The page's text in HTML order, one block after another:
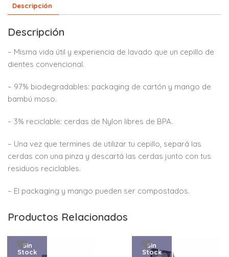
Descripción
Descripción
– Misma vida útil y experiencia de lavado que un cepillo de
dientes convencional.
– 97% biodegradables: packaging de cartón y mango de
bambú moso.
– 3% reciclable: cerdas de Nylon libres de BPA.
– Una vez que termines de utilizar tu cepillo, separá las
cerdas con una pinza y descartá las cerdas junto con tus
residuos reciclables.
– El packaging y mango pueden ser compostados.
Productos Relacionados
Sin
Stock
Sin
Stock